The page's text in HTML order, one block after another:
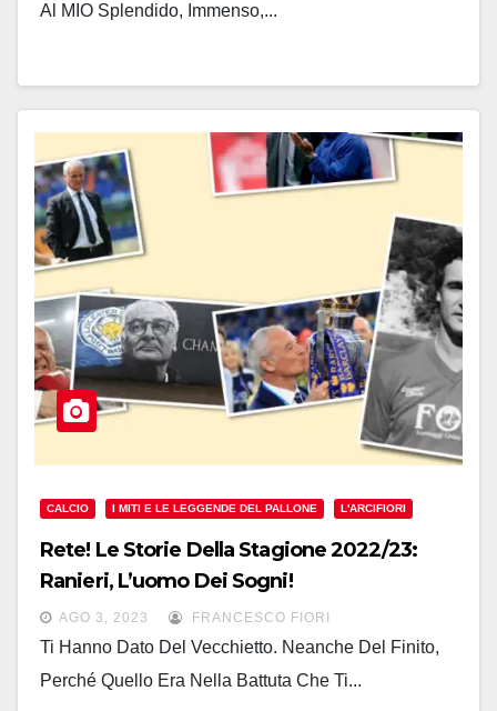
Al MIO Splendido, Immenso,...
CALCIO I MITI E LE LEGGENDE DEL PALLONE L'ARCIFIORI
Rete! Le Storie Della Stagione 2022/23:
Ranieri, L’uomo Dei Sogni!
AGO 3, 2023 FRANCESCO FIORI
Ti Hanno Dato Del Vecchietto. Neanche Del Finito,
Perché Quello Era Nella Battuta Che Ti...